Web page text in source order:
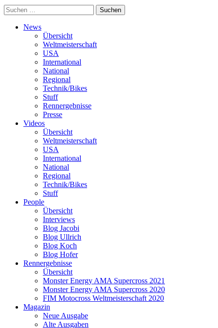
Suchen
nach:
News
Übersicht
Weltmeisterschaft
USA
International
National
Regional
Technik/Bikes
Stuff
Rennergebnisse
Presse
Videos
Übersicht
Weltmeisterschaft
USA
International
National
Regional
Technik/Bikes
Stuff
People
Übersicht
Interviews
Blog Jacobi
Blog Ullrich
Blog Koch
Blog Hofer
Rennergebnisse
Übersicht
Monster Energy AMA Supercross 2021
Monster Energy AMA Supercross 2020
FIM Motocross Weltmeisterschaft 2020
Magazin
Neue Ausgabe
Alte Ausgaben